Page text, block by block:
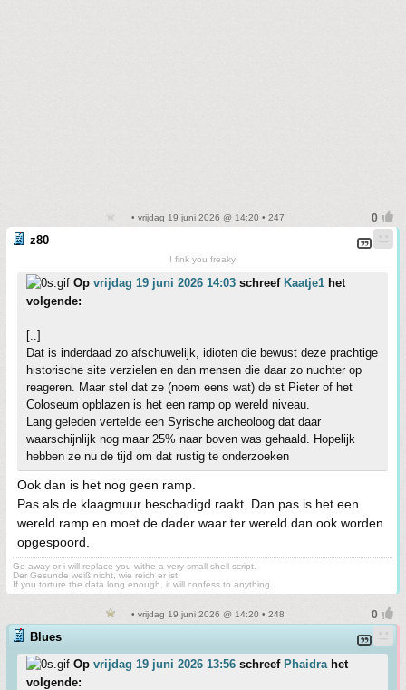
• vrijdag 19 juni 2026 @ 14:20 • 247
z80
I fink you freaky
Op vrijdag 19 juni 2026 14:03 schreef Kaatje1 het
volgende:
[..]
Dat is inderdaad zo afschuwelijk, idioten die bewust deze prachtige
historische site verzielen en dan mensen die daar zo nuchter op
reageren. Maar stel dat ze (noem eens wat) de st Pieter of het
Coloseum opblazen is het een ramp op wereld niveau.
Lang geleden vertelde een Syrische archeoloog dat daar
waarschijnlijk nog maar 25% naar boven was gehaald. Hopelijk
hebben ze nu de tijd om dat rustig te onderzoeken
Ook dan is het nog geen ramp.
Pas als de klaagmuur beschadigd raakt. Dan pas is het een
wereld ramp en moet de dader waar ter wereld dan ook worden
opgespoord.
Go away or i will replace you withe a very small shell script.
Der Gesunde weiß nicht, wie reich er ist.
If you torture the data long enough, it will confess to anything.
• vrijdag 19 juni 2026 @ 14:20 • 248
Blues
Op vrijdag 19 juni 2026 13:56 schreef Phaidrahet
volgende: